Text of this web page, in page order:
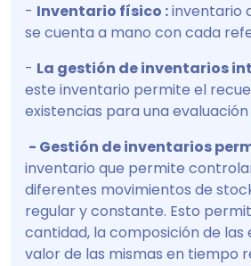
- Inventario físico :inventario
se cuenta a mano con cada
- La gestión de inventarios
este inventario permite el
existencias para una
- Gestión de inventarios
inventario que permite
diferentes movimientos de
regular y constante. Esto
cantidad, la composición de las
valor de las mismas en tiempo